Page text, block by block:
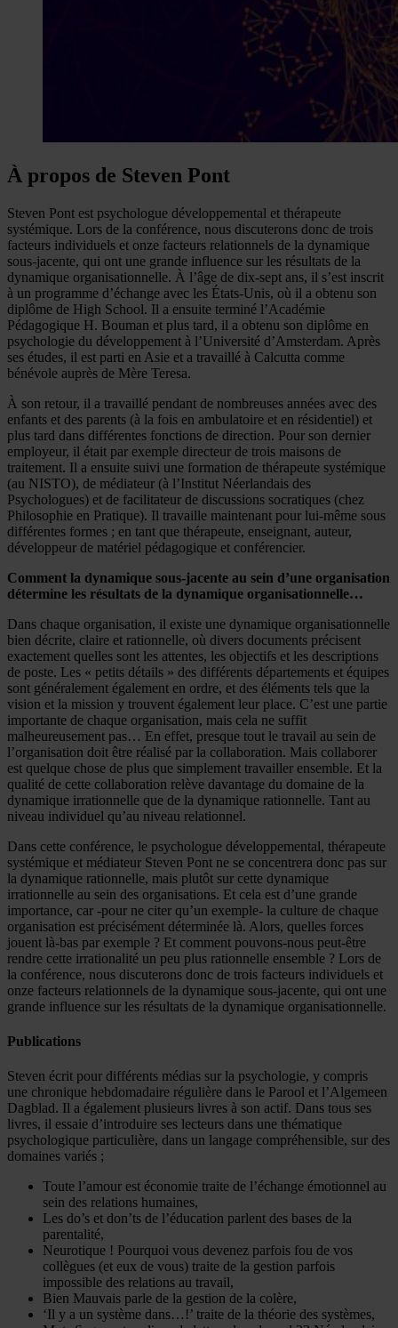
À propos de Steven Pont
Steven Pont est psychologue développemental et thérapeute
systémique. Lors de la conférence, nous discuterons donc de trois
facteurs individuels et onze facteurs relationnels de la dynamique
sous-jacente, qui ont une grande influence sur les résultats de la
dynamique organisationnelle. À l’âge de dix-sept ans, il s’est inscrit
à un programme d’échange avec les États-Unis, où il a obtenu son
diplôme de High School. Il a ensuite terminé l’Académie
Pédagogique H. Bouman et plus tard, il a obtenu son diplôme en
psychologie du développement à l’Université d’Amsterdam. Après
ses études, il est parti en Asie et a travaillé à Calcutta comme
bénévole auprès de Mère Teresa.
À son retour, il a travaillé pendant de nombreuses années avec des
enfants et des parents (à la fois en ambulatoire et en résidentiel) et
plus tard dans différentes fonctions de direction. Pour son dernier
employeur, il était par exemple directeur de trois maisons de
traitement. Il a ensuite suivi une formation de thérapeute systémique
(au NISTO), de médiateur (à l’Institut Néerlandais des
Psychologues) et de facilitateur de discussions socratiques (chez
Philosophie en Pratique). Il travaille maintenant pour lui-même sous
différentes formes ; en tant que thérapeute, enseignant, auteur,
développeur de matériel pédagogique et conférencier.
Comment la dynamique sous-jacente au sein d’une organisation
détermine les résultats de la dynamique organisationnelle…
Dans chaque organisation, il existe une dynamique organisationnelle
bien décrite, claire et rationnelle, où divers documents précisent
exactement quelles sont les attentes, les objectifs et les descriptions
de poste. Les « petits détails » des différents départements et équipes
sont généralement également en ordre, et des éléments tels que la
vision et la mission y trouvent également leur place. C’est une partie
importante de chaque organisation, mais cela ne suffit
malheureusement pas… En effet, presque tout le travail au sein de
l’organisation doit être réalisé par la collaboration. Mais collaborer
est quelque chose de plus que simplement travailler ensemble. Et la
qualité de cette collaboration relève davantage du domaine de la
dynamique irrationnelle que de la dynamique rationnelle. Tant au
niveau individuel qu’au niveau relationnel.
Dans cette conférence, le psychologue développemental, thérapeute
systémique et médiateur Steven Pont ne se concentrera donc pas sur
la dynamique rationnelle, mais plutôt sur cette dynamique
irrationnelle au sein des organisations. Et cela est d’une grande
importance, car -pour ne citer qu’un exemple- la culture de chaque
organisation est précisément déterminée là. Alors, quelles forces
jouent là-bas par exemple ? Et comment pouvons-nous peut-être
rendre cette irrationalité un peu plus rationnelle ensemble ? Lors de
la conférence, nous discuterons donc de trois facteurs individuels et
onze facteurs relationnels de la dynamique sous-jacente, qui ont une
grande influence sur les résultats de la dynamique organisationnelle.
Publications
Steven écrit pour différents médias sur la psychologie, y compris
une chronique hebdomadaire régulière dans le Parool et l’Algemeen
Dagblad. Il a également plusieurs livres à son actif. Dans tous ses
livres, il essaie d’introduire ses lecteurs dans une thématique
psychologique particulière, dans un langage compréhensible, sur des
domaines variés ;
Toute l’amour est économie traite de l’échange émotionnel au
sein des relations humaines,
Les do’s et don’ts de l’éducation parlent des bases de la
parentalité,
Neurotique ! Pourquoi vous devenez parfois fou de vos
collègues (et eux de vous) traite de la gestion parfois
impossible des relations au travail,
Bien Mauvais parle de la gestion de la colère,
‘Il y a un système dans…!’ traite de la théorie des systèmes,